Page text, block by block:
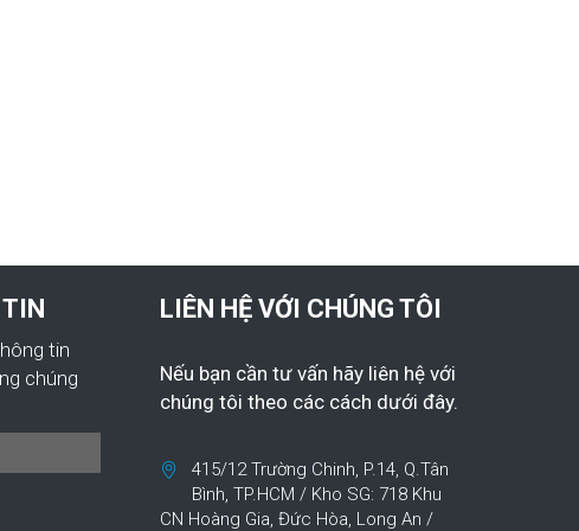
tin
chúng
LIÊN HỆ VỚI CHÚNG TÔI
Nếu bạn cần tư vấn hãy liên hệ với
chúng tôi theo các cách dưới đây.
415/12 Trường Chinh, P.14, Q.Tân
Bình, TP.HCM / Kho SG: 718 Khu
CN Hoàng Gia, Đức Hòa, Long An /